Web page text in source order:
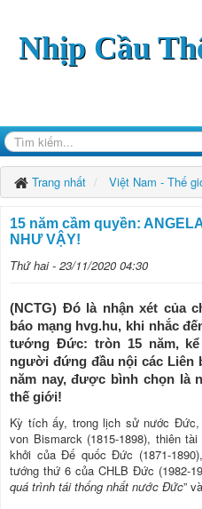
Nhịp Cầu
Trang nhất Việt Nam - Thế
15 năm cầm quyền:
NHƯ VẬY!
Thứ hai - 23/11/2020 04:30
(NCTG) Đó là nhận xét của
báo mạng hvg.hu, khi nhắc
tướng Đức: tròn 15 năm, kể
người đứng đầu nội các
năm nay, được bình chọn là
thế giới!
Kỳ tích ấy, trong lịch sử nước
von Bismarck (1815-1898), thiên
khởi của Đế quốc Đức (1871-
tướng thứ 6 của CHLB Đức (1982-
quá trình tái thống nhất nước Đức”